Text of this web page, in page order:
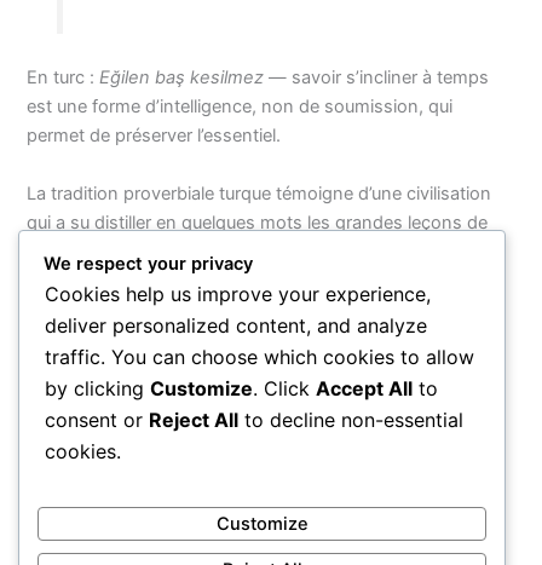
En turc :Eğilen baş kesilmez — savoir s’incliner à temps
est une forme d’intelligence, non de soumission, qui
permet de préserver l’essentiel.
La tradition proverbiale turque témoigne d’une civilisation
qui a su distiller en quelques mots les grandes leçons de
l’existence humaine, de la steppe d’Asie centrale aux rives
du Bosphore. Ces
atasözleri
transmises de génération en génération, nous rappellent
que la sagesse véritable n’appartient à aucune frontière et
que les grandes vérités sur l’honneur, le travail et la
patience résonnent avec la même force dans tous les
cœurs du monde.
PRÉCÉDENT SUIVANT
We respect your privacy
Cookies help us improve your experience,
deliver personalized content, and analyze
traffic. You can choose which cookies to allow
by clicking Customize. Click Accept All to
consent or Reject All to decline non-essential
cookies.
Customize